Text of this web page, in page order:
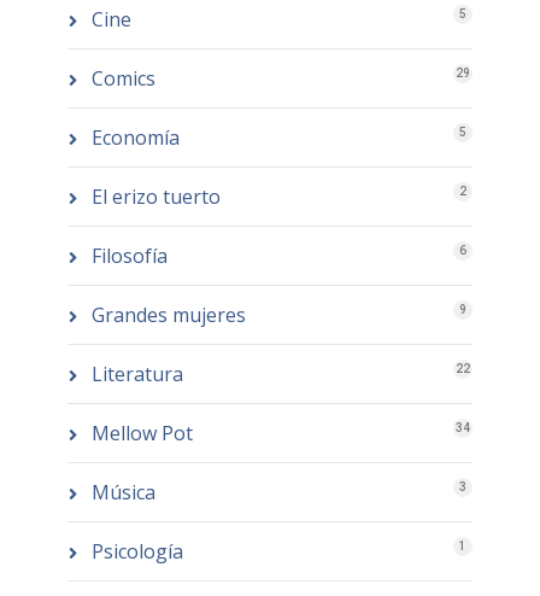
Cine 5
Comics 29
Economía 5
El erizo tuerto 2
Filosofía 6
Grandes mujeres 9
Literatura 22
Mellow Pot 34
Música 3
Psicología 1